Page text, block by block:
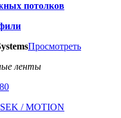
потолков
Просмотреть
ленты
/ MOTION